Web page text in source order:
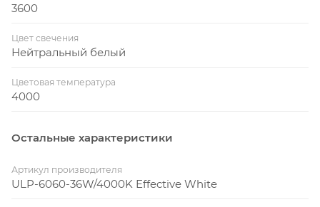
3600
Цвет свечения
Нейтральный белый
Цветовая температура
4000
Остальные характеристики
Артикул производителя
ULP-6060-36W/4000K Effective White